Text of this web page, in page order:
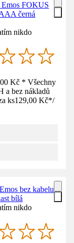
FOKUS
černá
nikdo
Kč * Všechny
a bez nákladů
ks129,00 Kč*/
bez kabelu
bílá
nikdo